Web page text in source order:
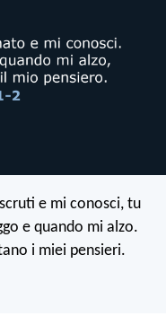
e mi conosci, tu
e quando mi alzo.
i miei pensieri.